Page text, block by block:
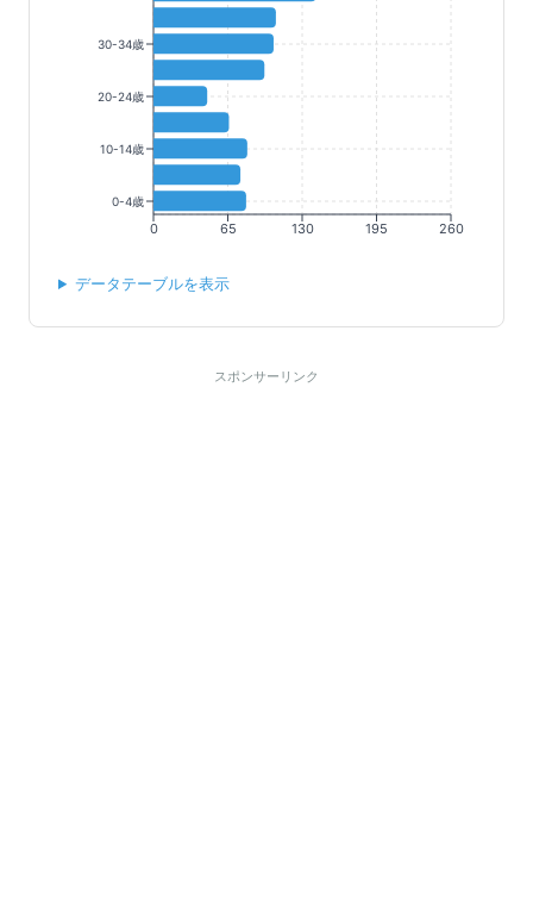
0 65 130 195 260
30-34歳
20-24歳
10-14歳
0-4歳
データテーブルを表示
スポンサーリンク